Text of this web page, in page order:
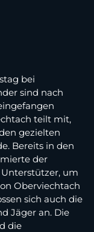
bei
sind nach
teilt mit,
gezielten
Bereits in den
der
um
Oberviechtach
sich auch die
Jäger an. Die
die